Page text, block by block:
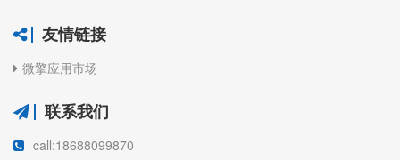
友情链接
微擎应用市场
联系我们
call:18688099870